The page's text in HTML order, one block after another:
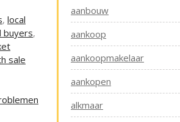
, local
buyers,
sale
aanbouw
aankoop
aankoopmakelaar
aankopen
alkmaar